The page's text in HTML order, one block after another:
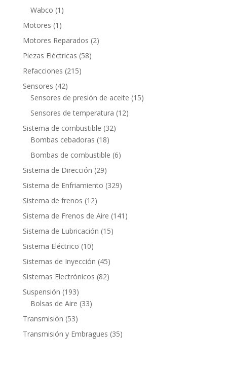
productos
Wabco 1 1
producto
Motores 1 1
producto
Motores Reparados 22
Piezas Eléctricas 5858
Refacciones 215215
Sensores 4242
productos
Sensores de presión de aceite 1515
Sensores de temperatura 1212
Sistema de combustible 3232
Bombas cebadoras 1818
productos
Bombas de combustible 66
Sistema de Dirección 2929
productos
Sistema de Enfriamiento 329329
Sistema de frenos 1212
productos
Sistema de Frenos de Aire 141 141
Sistema de Lubricación 1515
Sistema Eléctrico 1010
productos
Sistemas de Inyección 4545
productos
Sistemas Electrónicos 8282
Suspensión 193193
productos
Bolsas de Aire 3333
Transmisión 5353
productos
Transmisión y Embragues 3535